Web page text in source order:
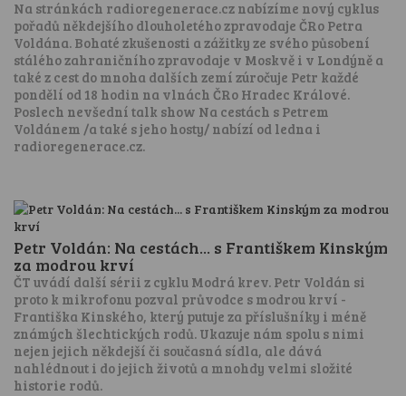
Na stránkách radioregenerace.cz nabízíme nový cyklus
pořadů někdejšího dlouholetého zpravodaje ČRo Petra
Voldána. Bohaté zkušenosti a zážitky ze svého působení
stálého zahraničního zpravodaje v Moskvě i v Londýně a
také z cest do mnoha dalších zemí zúročuje Petr každé
pondělí od 18 hodin na vlnách ČRo Hradec Králové.
Poslech nevšední talk show Na cestách s Petrem
Voldánem /a také s jeho hosty/ nabízí od ledna i
radioregenerace.cz.
Petr Voldán: Na cestách... s Františkem Kinským
za modrou krví
ČT uvádí další sérii z cyklu Modrá krev. Petr Voldán si
proto k mikrofonu pozval průvodce s modrou krví -
Františka Kinského, který putuje za příslušníky i méně
známých šlechtických rodů. Ukazuje nám spolu s nimi
nejen jejich někdejší či současná sídla, ale dává
nahlédnout i do jejich životů a mnohdy velmi složité
historie rodů.